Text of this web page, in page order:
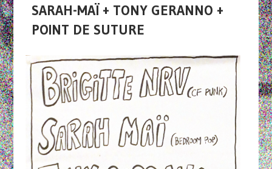
SARAH-MAÏ + TONY GERANNO +
POINT DE SUTURE